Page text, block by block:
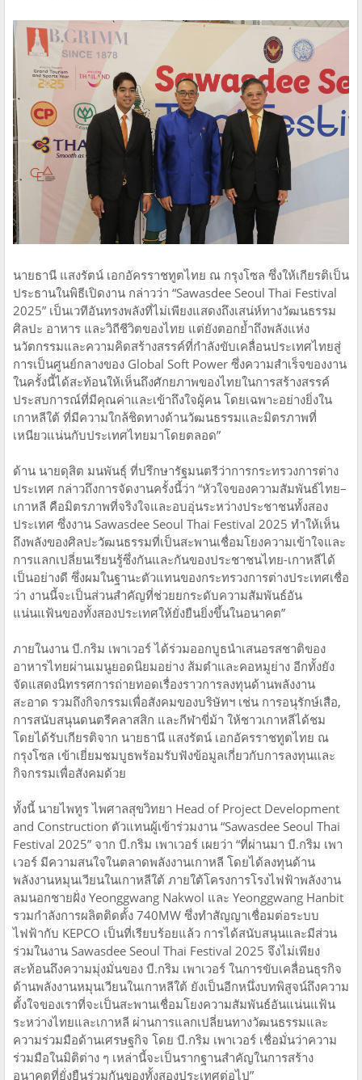
นายธานี แสงรัตน์ เอกอัครราชทูตไทย ณ กรุงโซล ซึ่งให้เกียรติเป็น
ประธานในพิธีเปิดงาน กล่าวว่า “Sawasdee Seoul Thai Festival
2025” เป็นเวทีอันทรงพลังที่ไม่เพียงแสดงถึงเสน่ห์ทางวัฒนธรรม
ศิลปะ อาหาร และวิถีชีวิตของไทย แต่ยังตอกย้ำถึงพลังแห่ง
นวัตกรรมและความคิดสร้างสรรค์ที่กำลังขับเคลื่อนประเทศไทยสู่
การเป็นศูนย์กลางของ Global Soft Power ซึ่งความสำเร็จของงาน
ในครั้งนี้ได้สะท้อนให้เห็นถึงศักยภาพของไทยในการสร้างสรรค์
ประสบการณ์ที่มีคุณค่าและเข้าถึงใจผู้คน โดยเฉพาะอย่างยิ่งใน
เกาหลีใต้ ที่มีความใกล้ชิดทางด้านวัฒนธรรมและมิตรภาพที่
เหนียวแน่นกับประเทศไทยมาโดยตลอด”
ด้าน นายดุสิต มนพันธุ์ ที่ปรึกษารัฐมนตรีว่าการกระทรวงการต่าง
ประเทศ กล่าวถึงการจัดงานครั้งนี้ว่า “หัวใจของความสัมพันธ์ไทย–
เกาหลี คือมิตรภาพที่จริงใจและอบอุ่นระหว่างประชาชนทั้งสอง
ประเทศ ซึ่งงาน Sawasdee Seoul Thai Festival 2025 ทำให้เห็น
ถึงพลังของศิลปะวัฒนธรรมที่เป็นสะพานเชื่อมโยงความเข้าใจและ
การแลกเปลี่ยนเรียนรู้ซึ่งกันและกันของประชาชนไทย-เกาหลีได้
เป็นอย่างดี ซึ่งผมในฐานะตัวแทนของกระทรวงการต่างประเทศเชื่อ
ว่า งานนี้จะเป็นส่วนสำคัญที่ช่วยยกระดับความสัมพันธ์อัน
แน่นแฟ้นของทั้งสองประเทศให้ยั่งยืนยิ่งขึ้นในอนาคต”
ภายในงาน บี.กริม เพาเวอร์ ได้ร่วมออกบูธนำเสนอรสชาติของ
อาหารไทยผ่านเมนูยอดนิยมอย่าง ส้มตำและคอหมูย่าง อีกทั้งยัง
จัดแสดงนิทรรศการถ่ายทอดเรื่องราวการลงทุนด้านพลังงาน
สะอาด รวมถึงกิจกรรมเพื่อสังคมของบริษัทฯ เช่น การอนุรักษ์เสือ,
การสนับสนุนดนตรีคลาสสิก และกีฬาขี่ม้า ให้ชาวเกาหลีได้ชม
โดยได้รับเกียรติจาก นายธานี แสงรัตน์ เอกอัครราชทูตไทย ณ
กรุงโซล เข้าเยี่ยมชมบูธพร้อมรับฟังข้อมูลเกี่ยวกับการลงทุนและ
กิจกรรมเพื่อสังคมด้วย
ทั้งนี้ นายไพทูร ไพศาลสุขวิทยา Head of Project Development
and Construction ตัวแทนผู้เข้าร่วมงาน “Sawasdee Seoul Thai
Festival 2025” จาก บี.กริม เพาเวอร์ เผยว่า “ที่ผ่านมา บี.กริม เพา
เวอร์ มีความสนใจในตลาดพลังงานเกาหลี โดยได้ลงทุนด้าน
พลังงานหมุนเวียนในเกาหลีใต้ ภายใต้โครงการโรงไฟฟ้าพลังงาน
ลมนอกชายฝั่ง Yeonggwang Nakwol และ Yeonggwang Hanbit
รวมกำลังการผลิตติดตั้ง 740MW ซึ่งทำสัญญาเชื่อมต่อระบบ
ไฟฟ้ากับ KEPCO เป็นที่เรียบร้อยแล้ว การได้สนับสนุนและมีส่วน
ร่วมในงาน Sawasdee Seoul Thai Festival 2025 จึงไม่เพียง
สะท้อนถึงความมุ่งมั่นของ บี.กริม เพาเวอร์ ในการขับเคลื่อนธุรกิจ
ด้านพลังงานหมุนเวียนในเกาหลีใต้ ยังเป็นอีกหนึ่งบทพิสูจน์ถึงความ
ตั้งใจของเราที่จะเป็นสะพานเชื่อมโยงความสัมพันธ์อันแน่นแฟ้น
ระหว่างไทยและเกาหลี ผ่านการแลกเปลี่ยนทางวัฒนธรรมและ
ความร่วมมือด้านเศรษฐกิจ โดย บี.กริม เพาเวอร์ เชื่อมั่นว่าความ
ร่วมมือในมิติต่าง ๆ เหล่านี้จะเป็นรากฐานสำคัญในการสร้าง
อนาคตที่ยั่งยืนร่วมกันของทั้งสองประเทศต่อไป”